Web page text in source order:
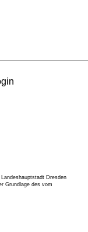
Dresden
Grundlage des vom